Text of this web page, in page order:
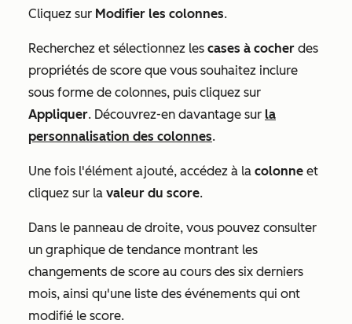
Cliquez sur Modifier les colonnes.
Recherchez et sélectionnez les cases à cocher des
propriétés de score que vous souhaitez inclure
sous forme de colonnes, puis cliquez sur
Appliquer. Découvrez-en davantage sur la
personnalisation des colonnes.
Une fois l'élément ajouté, accédez à la colonne et
cliquez sur la valeur du score.
Dans le panneau de droite, vous pouvez consulter
un graphique de tendance montrant les
changements de score au cours des six derniers
mois, ainsi qu'une liste des événements qui ont
modifié le score.